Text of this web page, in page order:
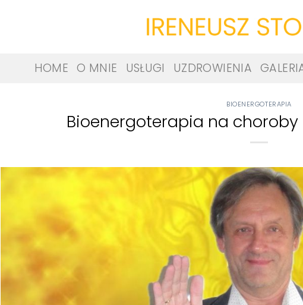
HOME O MNIE USŁUGI UZDROWIENIA
BIOENERGOTERAPIA
Bioenergoterapia na choroby